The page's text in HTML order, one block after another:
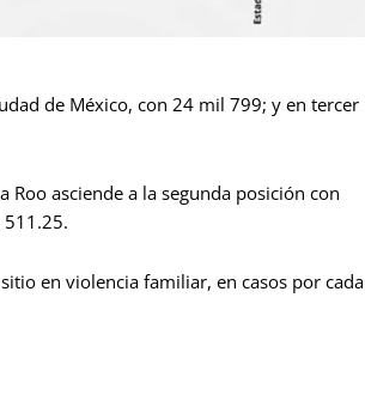
de México, con 24 mil 799; y en tercer
asciende a la segunda posición con
en violencia familiar, en casos por cada